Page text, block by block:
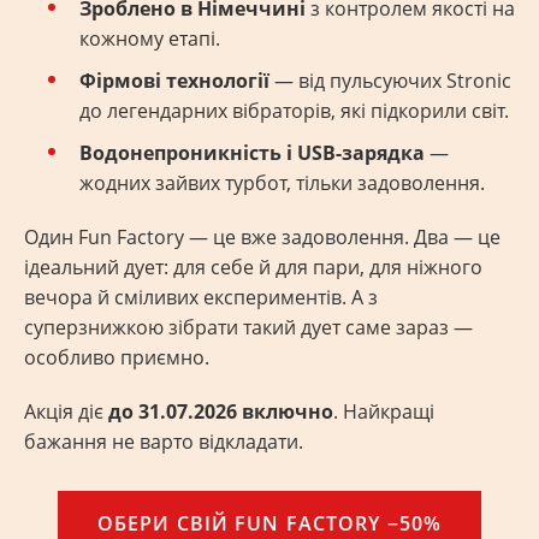
Зроблено в Німеччині з контролем якості на
кожному етапі.
Фірмові технології— від пульсуючих Stronic
до легендарних вібраторів, які підкорили світ.
Водонепроникність і USB-зарядка —
жодних зайвих турбот, тільки задоволення.
Один Fun Factory — це вже задоволення. Два — це
ідеальний дует: для себе й для пари, для ніжного
вечора й сміливих експериментів. А з
суперзнижкою зібрати такий дует саме зараз —
особливо приємно.
Акція дієдо 31.07.2026 включно. Найкращі
бажання не варто відкладати.
ОБЕРИ СВІЙ FUN FACTORY −50%